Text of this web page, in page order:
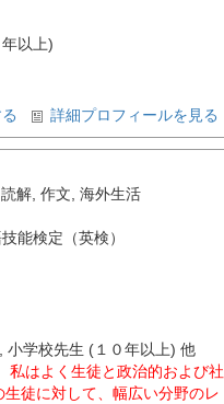
以上)
詳細プロフィールを見る
読解, 作文 海外生活
能検定（英検）
小学校先生 (１０年以上) 他
私はよく生徒と政治的および社
徒に対して、幅広い分野のレ